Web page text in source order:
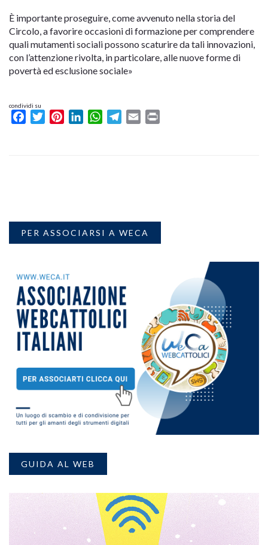
È importante proseguire, come avvenuto nella storia del
Circolo, a favorire occasioni di formazione per comprendere
quali mutamenti sociali possono scaturire da tali innovazioni,
con l’attenzione rivolta, in particolare, alle nuove forme di
povertà ed esclusione sociale»
condividi su
FacebookTwitterPinterestLinkedInWhatsAppTelegram
Email
PER ASSOCIARSI A WECA
GUIDA AL WEB